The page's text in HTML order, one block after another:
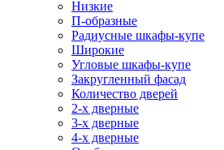
Низкие
П-образные
Радиусные шкафы-купе
Широкие
Угловые шкафы-купе
Закругленный фасад
Количество дверей
2-х дверные
3-х дверные
4-х дверные